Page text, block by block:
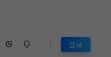
登录